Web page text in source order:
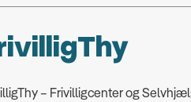
– Frivilligcenter og